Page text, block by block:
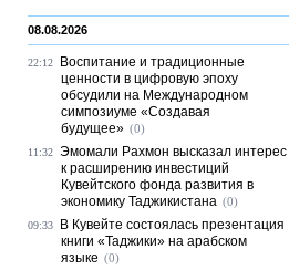
08.08.2026
22:12
Воспитание и традиционные
ценности в цифровую эпоху
обсудили на Международном
симпозиуме «Создавая
будущее» (0)
11:32 Эмомали Рахмон высказал интерес
к расширению инвестиций
Кувейтского фонда развития в
экономику Таджикистана (0)
09:33
В Кувейте состоялась презентация
книги «Таджики» на арабском
языке (0)